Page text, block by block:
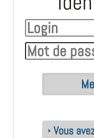
Vous